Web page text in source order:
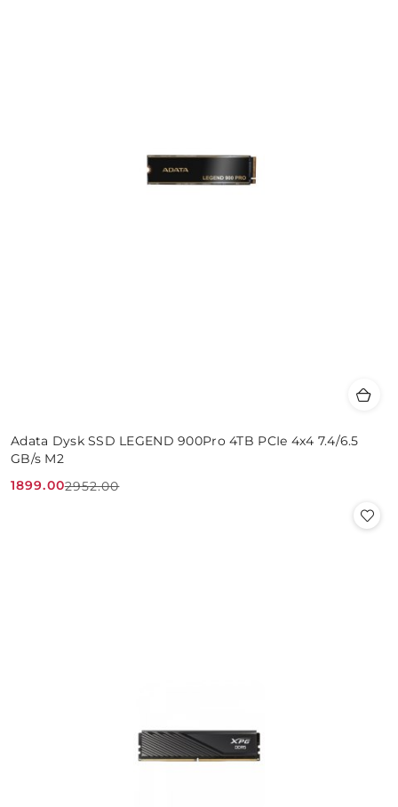
Adata Dysk SSD LEGEND 900Pro 4TB PCIe 4x4 7.4/6.5
GB/s M2
Cena
1899.00
Cena
2952.00